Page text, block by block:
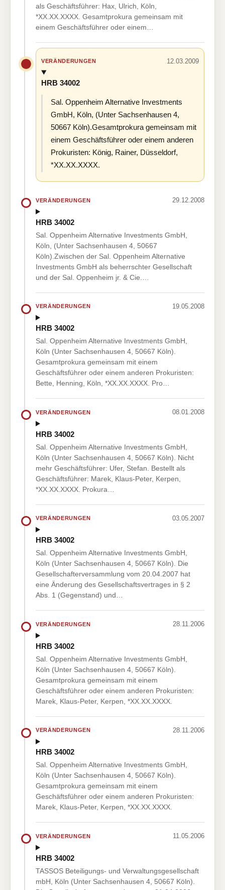
als Geschäftsführer: Hax, Ulrich, Köln,
*XX.XX.XXXX. Gesamtprokura gemeinsam mit
einem Geschäftsführer oder einem…
VERÄNDERUNGEN 12.03.2009
HRB 34002
Sal. Oppenheim Alternative Investments
GmbH, Köln, (Unter Sachsenhausen 4,
50667 Köln).Gesamtprokura gemeinsam mit
einem Geschäftsführer oder einem anderen
Prokuristen: König, Rainer, Düsseldorf,
*XX.XX.XXXX.
VERÄNDERUNGEN 29.12.2008
HRB 34002
Sal. Oppenheim Alternative Investments GmbH,
Köln, (Unter Sachsenhausen 4, 50667
Köln).Zwischen der Sal. Oppenheim Alternative
Investments GmbH als beherrschter Gesellschaft
und der Sal. Oppenheim jr. & Cie.…
VERÄNDERUNGEN 19.05.2008
HRB 34002
Sal. Oppenheim Alternative Investments GmbH,
Köln (Unter Sachsenhausen 4, 50667 Köln).
Gesamtprokura gemeinsam mit einem
Geschäftsführer oder einem anderen Prokuristen:
Bette, Henning, Köln, *XX.XX.XXXX. Pro…
VERÄNDERUNGEN 08.01.2008
HRB 34002
Sal. Oppenheim Alternative Investments GmbH,
Köln (Unter Sachsenhausen 4, 50667 Köln). Nicht
mehr Geschäftsführer: Ufer, Stefan. Bestellt als
Geschäftsführer: Marek, Klaus-Peter, Kerpen,
*XX.XX.XXXX. Prokura…
VERÄNDERUNGEN 03.05.2007
HRB 34002
Sal. Oppenheim Alternative Investments GmbH,
Köln (Unter Sachsenhausen 4, 50667 Köln). Die
Gesellschafterversammlung vom 20.04.2007 hat
eine Änderung des Gesellschaftsvertrages in § 2
Abs. 1 (Gegenstand) und…
VERÄNDERUNGEN 28.11.2006
HRB 34002
Sal. Oppenheim Alternative Investments GmbH,
Köln (Unter Sachsenhausen 4, 50667 Köln).
Gesamtprokura gemeinsam mit einem
Geschäftsführer oder einem anderen Prokuristen:
Marek, Klaus-Peter, Kerpen, *XX.XX.XXXX.
VERÄNDERUNGEN 28.11.2006
HRB 34002
Sal. Oppenheim Alternative Investments GmbH,
Köln (Unter Sachsenhausen 4, 50667 Köln).
Gesamtprokura gemeinsam mit einem
Geschäftsführer oder einem anderen Prokuristen:
Marek, Klaus-Peter, Kerpen, *XX.XX.XXXX.
VERÄNDERUNGEN 11.05.2006
HRB 34002
TASSOS Beteiligungs- und Verwaltungsgesellschaft
mbH, Köln (Unter Sachsenhausen 4, 50667 Köln).